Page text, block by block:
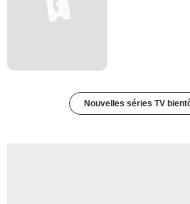
Nouvelles séries TV